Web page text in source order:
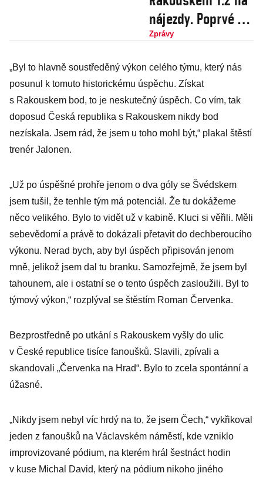
nájezdy. Poprvé v
historii
Zprávy
„Byl to hlavně soustředěný výkon celého týmu, který nás
posunul k tomuto historickému úspěchu. Získat
s Rakouskem bod, to je neskutečný úspěch. Co vím, tak
doposud Česká republika s Rakouskem nikdy bod
nezískala. Jsem rád, že jsem u toho mohl být,“ plakal štěstí
trenér Jalonen.
„Už po úspěšné prohře jenom o dva góly se Švédskem
jsem tušil, že tenhle tým má potenciál. Že tu dokážeme
něco velikého. Bylo to vidět už v kabině. Kluci si věřili. Měli
sebevědomí a právě to dokázali přetavit do dechberoucího
výkonu. Nerad bych, aby byl úspěch připisován jenom
mně, jelikož jsem dal tu branku. Samozřejmě, že jsem byl
tahounem, ale i ostatní se o tento úspěch zasloužili. Byl to
týmový výkon,“ rozplýval se štěstím Roman Červenka.
Bezprostředně po utkání s Rakouskem vyšly do ulic
v České republice tisíce fanoušků. Slavili, zpívali a
skandovali „Červenka na Hrad“. Bylo to zcela spontánní a
úžasné.
„Nikdy jsem nebyl víc hrdý na to, že jsem Čech,“ vykřikoval
jeden z fanoušků na Václavském náměstí, kde vzniklo
improvizované pódium, na kterém hrál šestnáct hodin
v kuse Michal David, který na pódium nikoho jiného